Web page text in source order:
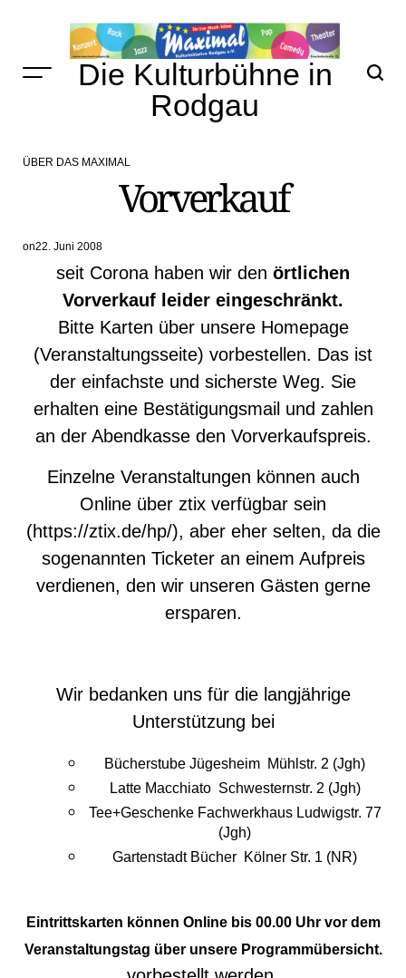
to
content
Die Kulturbühne in
Rodgau
POSTED
ÜBER DAS MAXIMAL
Vorverkauf
on22. Juni 2008
seit Corona haben wir den örtlichen
Vorverkauf leider eingeschränkt.
Bitte Karten über unsere Homepage
(Veranstaltungsseite) vorbestellen. Das ist
der einfachste und sicherste Weg. Sie
erhalten eine Bestätigungsmail und zahlen
an der Abendkasse den Vorverkaufspreis.
Einzelne Veranstaltungen können auch
Online über ztix verfügbar sein
(https://ztix.de/hp/), aber eher selten, da die
sogenannten Ticketer an einem Aufpreis
verdienen, den wir unseren Gästen gerne
ersparen.
Wir bedanken uns für die langjährige
Unterstützung bei
Bücherstube Jügesheim Mühlstr. 2 (Jgh)
Latte Macchiato Schwesternstr. 2 (Jgh)
Tee+Geschenke Fachwerkhaus Ludwigstr. 77
(Jgh)
Gartenstadt Bücher Kölner Str. 1 (NR)
Eintrittskarten können Online bis 00.00 Uhr vor dem
Veranstaltungstag über unsere Programmübersicht.